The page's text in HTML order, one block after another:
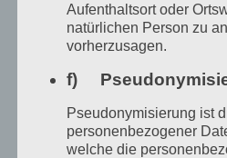
Aufenthaltsort oder
natürlichen Person zu
vorherzusagen.
f)
Pseudonymisierung ist
personenbezogener
welche die